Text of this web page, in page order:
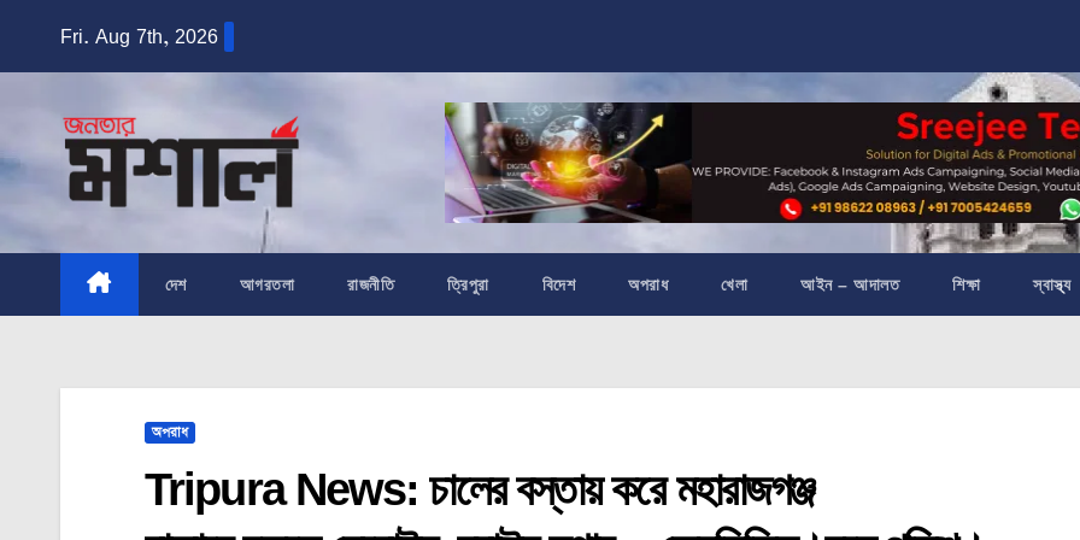
Fri. Aug 7th, 2026
দেশ আগরতলা রাজনীতি ত্রিপুরা বিদেশ অপরাধ খেলা আইন – আদালত শিক্ষা স্বাস্থ্য
অপরাধ
Tripura News: চালের বস্তায় করে মহারাজগঞ্জ